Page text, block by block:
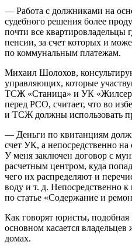
— Работа с должниками на
судебного решения более
почти все квартировладельцы
пенсии, за счет которых и
по коммунальным платежам.
Михаил Шолохов,
управляющих, которые
ТСЖ «Станица» и УК
перед РСО, считает, что во
и ТСЖ должны использовать
— Деньги по квитанциям
счет УК, а непосредственно
У меня заключен договор с
расчетным центром, куда
чего их распределяют и
воду и т. д. Непосредственно
по статье «Содержание и
Как говорят юристы, подобная
основном касается
домах.